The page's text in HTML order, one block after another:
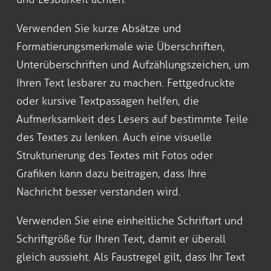
Verwenden Sie kurze Absätze und
Formatierungsmerkmale wie Überschriften,
Unterüberschriften und Aufzählungszeichen, um
Ihren Text lesbarer zu machen. Fettgedruckte
oder kursive Textpassagen helfen, die
Aufmerksamkeit des Lesers auf bestimmte Teile
des Textes zu lenken. Auch eine visuelle
Strukturierung des Textes mit Fotos oder
Grafiken kann dazu beitragen, dass Ihre
Nachricht besser verstanden wird.
Verwenden Sie eine einheitliche Schriftart und
Schriftgröße für Ihren Text, damit er überall
gleich aussieht. Als Faustregel gilt, dass Ihr Text